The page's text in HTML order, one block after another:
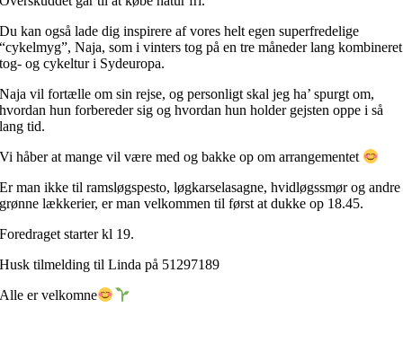
Du kan også lade dig inspirere af vores helt egen superfredelige
“cykelmyg”, Naja, som i vinters tog på en tre måneder lang kombineret
tog- og cykeltur i Sydeuropa.
Naja vil fortælle om sin rejse, og personligt skal jeg ha’ spurgt om,
hvordan hun forbereder sig og hvordan hun holder gejsten oppe i så
lang tid.
Vi håber at mange vil være med og bakke op om arrangementet
Er man ikke til ramsløgspesto, løgkarselasagne, hvidløgssmør og andre
grønne lækkerier, er man velkommen til først at dukke op 18.45.
Foredraget starter kl 19.
Husk tilmelding til Linda på 51297189
Alle er velkomne